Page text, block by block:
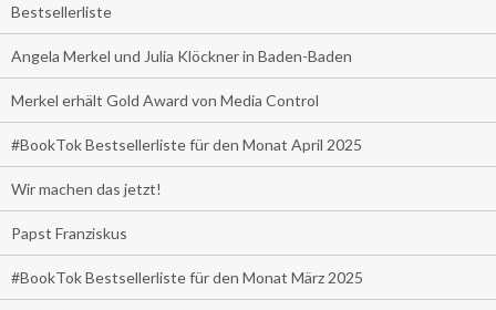
Bestsellerliste
Angela Merkel und Julia Klöckner in Baden-Baden
Merkel erhält Gold Award von Media Control
#BookTok Bestsellerliste für den Monat April 2025
Wir machen das jetzt!
Papst Franziskus
#BookTok Bestsellerliste für den Monat März 2025